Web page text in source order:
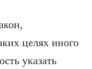
целях иного
указать